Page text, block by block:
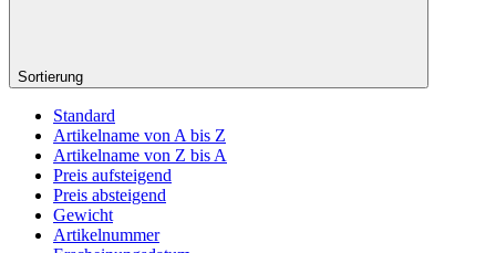
Sortierung
Standard
Artikelname von A bis Z
Artikelname von Z bis A
Preis aufsteigend
Preis absteigend
Gewicht
Artikelnummer